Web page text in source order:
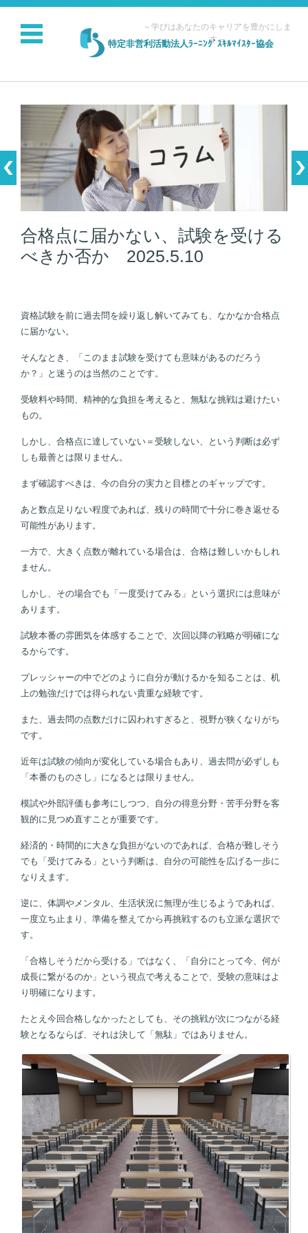
特定非営利活動法人ﾗｰﾆﾝｸﾞｽｷﾙﾏｲｽﾀｰ協会
～学びはあなたのキャリアを豊かにしま
す～
コンテンツに移動
合格点に届かない、試験を受ける
べきか否か 2025.5.10
資格試験を前に過去問を繰り返し解いてみても、なかなか合格点
に届かない。
そんなとき、「このまま試験を受けても意味があるのだろう
か？」と迷うのは当然のことです。
受験料や時間、精神的な負担を考えると、無駄な挑戦は避けたい
もの。
しかし、合格点に達していない＝受験しない、という判断は必ず
しも最善とは限りません。
まず確認すべきは、今の自分の実力と目標とのギャップです。
あと数点足りない程度であれば、残りの時間で十分に巻き返せる
可能性があります。
一方で、大きく点数が離れている場合は、合格は難しいかもしれ
ません。
しかし、その場合でも「一度受けてみる」という選択には意味が
あります。
試験本番の雰囲気を体感することで、次回以降の戦略が明確にな
るからです。
プレッシャーの中でどのように自分が動けるかを知ることは、机
上の勉強だけでは得られない貴重な経験です。
また、過去問の点数だけに囚われすぎると、視野が狭くなりがち
です。
近年は試験の傾向が変化している場合もあり、過去問が必ずしも
「本番のものさし」になるとは限りません。
模試や外部評価も参考にしつつ、自分の得意分野・苦手分野を客
観的に見つめ直すことが重要です。
経済的・時間的に大きな負担がないのであれば、合格が難しそう
でも「受けてみる」という判断は、自分の可能性を広げる一歩に
なりえます。
逆に、体調やメンタル、生活状況に無理が生じるようであれば、
一度立ち止まり、準備を整えてから再挑戦するのも立派な選択で
す。
「合格しそうだから受ける」ではなく、「自分にとって今、何が
成長に繋がるのか」という視点で考えることで、受験の意味はよ
り明確になります。
たとえ今回合格しなかったとしても、その挑戦が次につながる経
験となるならば、それは決して「無駄」ではありません。